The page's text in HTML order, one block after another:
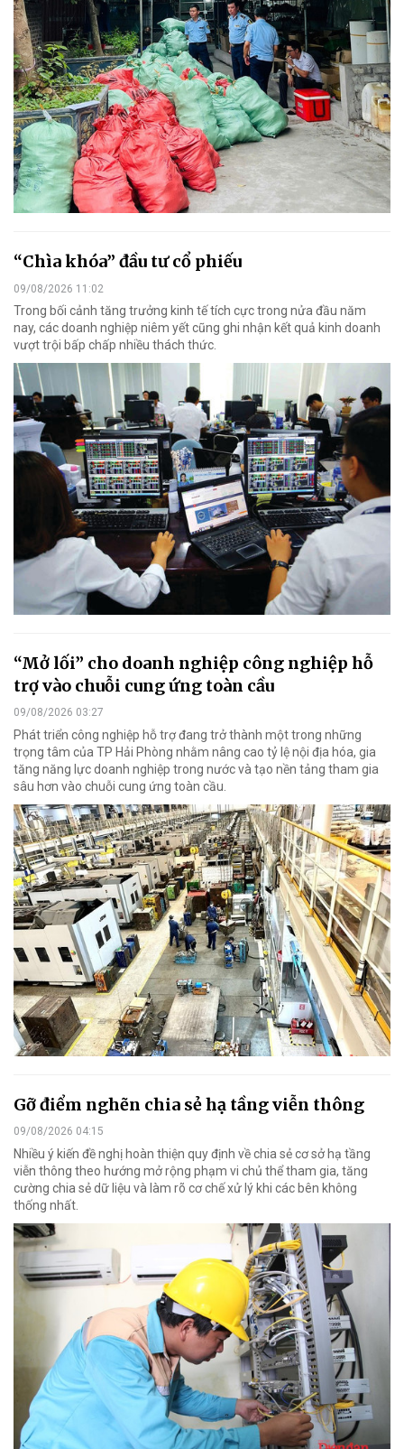
“Chìa khóa” đầu tư cổ phiếu
09/08/2026 11:02
Trong bối cảnh tăng trưởng kinh tế tích cực trong nửa đầu năm
nay, các doanh nghiệp niêm yết cũng ghi nhận kết quả kinh doanh
vượt trội bấp chấp nhiều thách thức.
“Mở lối” cho doanh nghiệp công nghiệp hỗ
trợ vào chuỗi cung ứng toàn cầu
09/08/2026 03:27
Phát triển công nghiệp hỗ trợ đang trở thành một trong những
trọng tâm của TP Hải Phòng nhằm nâng cao tỷ lệ nội địa hóa, gia
tăng năng lực doanh nghiệp trong nước và tạo nền tảng tham gia
sâu hơn vào chuỗi cung ứng toàn cầu.
Gỡ điểm nghẽn chia sẻ hạ tầng viễn thông
09/08/2026 04:15
Nhiều ý kiến đề nghị hoàn thiện quy định về chia sẻ cơ sở hạ tầng
viễn thông theo hướng mở rộng phạm vi chủ thể tham gia, tăng
cường chia sẻ dữ liệu và làm rõ cơ chế xử lý khi các bên không
thống nhất.